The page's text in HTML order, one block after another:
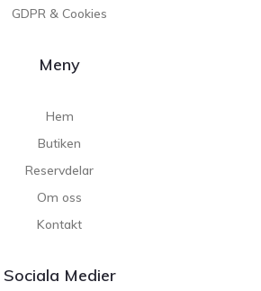
GDPR & Cookies
Meny
Hem
Butiken
Reservdelar
Om oss
Kontakt
Sociala Medier